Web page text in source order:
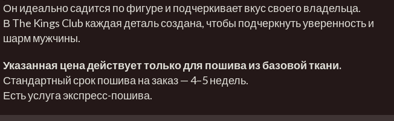
Он идеально садится по фигуре и подчеркивает вкус своего владельца.
В The Kings Club каждая деталь создана, чтобы подчеркнуть уверенность и
шарм мужчины.
Указанная цена действует только для пошива из базовой ткани.
Стандартный срок пошива на заказ — 4–5 недель.
Есть услуга экспресс-пошива.